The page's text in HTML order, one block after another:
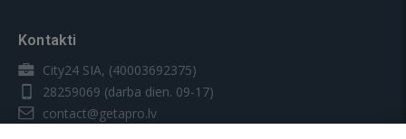
Kontakti
City24 SIA, (40003692375)
28259069 (darba dien. 09-17)
contact@getapro.lv